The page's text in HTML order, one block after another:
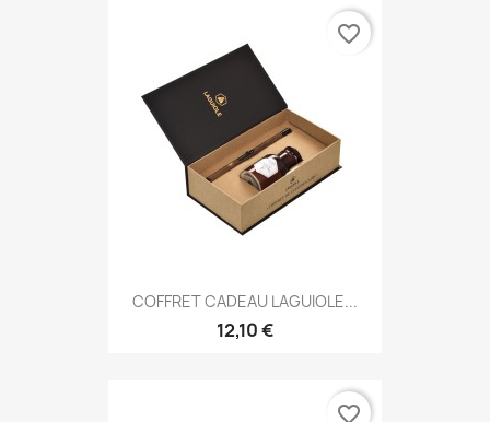
COFFRET CADEAU LAGUIOLE...
12,10 €
favorite_border
favorite_border